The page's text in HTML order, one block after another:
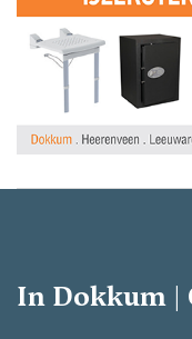
In Dokkum |